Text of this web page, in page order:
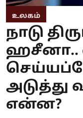
உலகம்
நாடு
ஹசீனா..
அடுத்து
என்ன?